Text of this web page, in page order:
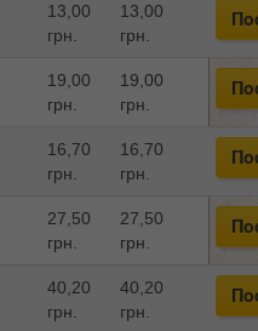
13,00
грн.
13,00
грн.
19,00
грн.
19,00
грн.
16,70
грн.
16,70
грн.
27,50
грн.
27,50
грн.
40,20
грн.
40,20
грн.